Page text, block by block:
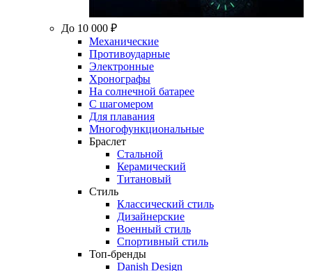
До 10 000 ₽
Механические
Противоударные
Электронные
Хронографы
На солнечной батарее
С шагомером
Для плавания
Многофункциональные
Браслет
Стальной
Керамический
Титановый
Стиль
Классический стиль
Дизайнерские
Военный стиль
Спортивный стиль
Топ-бренды
Danish Design